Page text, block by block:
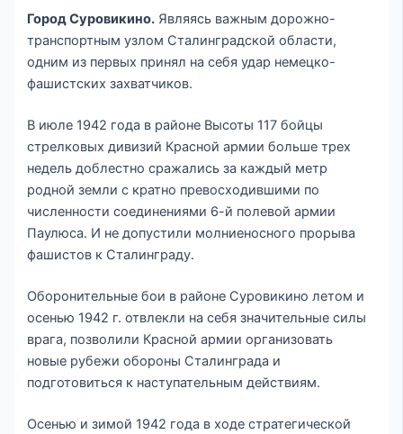
Город Суровикино. Являясь важным дорожно-
транспортным узлом Сталинградской области,
одним из первых принял на себя удар немецко-
фашистских захватчиков.
В июле 1942 года в районе Высоты 117 бойцы
стрелковых дивизий Красной армии больше трех
недель доблестно сражались за каждый метр
родной земли с кратно превосходившими по
численности соединениями 6-й полевой армии
Паулюса. И не допустили молниеносного прорыва
фашистов к Сталинграду.
Оборонительные бои в районе Суровикино летом и
осенью 1942 г. отвлекли на себя значительные силы
врага, позволили Красной армии организовать
новые рубежи обороны Сталинграда и
подготовиться к наступательным действиям.
Осенью и зимой 1942 года в ходе стратегической